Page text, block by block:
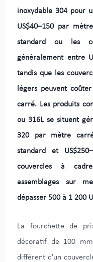
inoxydable 304 pour
US$40–150 par
standard ou les
généralement entre
tandis que les
légers peuvent
carré. Les produits
ou 316L se situent
320 par mètre
standard et
couvercles à
assemblages sur
dépasser 500 à 1 200
La fourchette de
décoratif de 100
différent d'un